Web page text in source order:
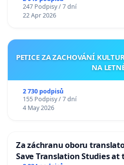
247 Podpisy / 7 dní
22 Apr 2026
PETICE ZA ZACHOVÁNÍ
NA
2 730 podpisů
155 Podpisy / 7 dní
4 May 2026
Za záchranu oboru
Save Translation Studies at